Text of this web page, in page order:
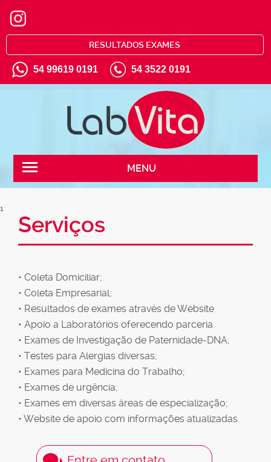
RESULTADOS EXAMES
54 99619 0191 54 3522 0191
MENU
1
Serviços
• Coleta Domiciliar;
• Coleta Empresarial;
• Resultados de exames através de Website
• Apoio a Laboratórios oferecendo parceria
• Exames de Investigação de Paternidade-DNA;
• Testes para Alergias diversas;
• Exames para Medicina do Trabalho;
• Exames de urgência;
• Exames em diversas áreas de especialização;
• Website de apoio com informações atualizadas.